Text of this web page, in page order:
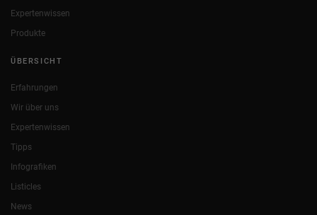
Expertenwissen
Produkte
ÜBERSICHT
Erfahrungen
Wir über uns
Expertenwissen
Tipps
Infografiken
Listicles
News